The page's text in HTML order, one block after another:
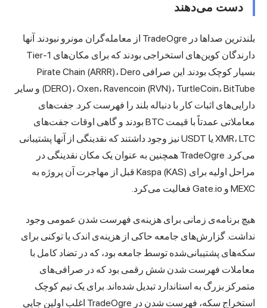
دست می‌دهند
بلندترین صداها در TradeOgre از معامله‌گران مونرو نبودند. آنها
دارندگان کوین‌های استخراجی بودند که برای مکان‌های Tier-1
بسیار کوچک بودند. این صرافی Pirate Chain (ARRR)، Dero
(DERO)، Oxen، Ravencoin (RVN)، TurtleCoin، BitTube و سایر
دارایی‌های اثبات کار با دنباله بلند را فهرست کرد. جفت‌های
معاملاتی عمدتاً با قیمت BTC بودند و گاهی اوقات جفت‌های
XMR، LTC یا USDT نیز وجود داشتند که نقدینگی از آنها پشتیبانی
می‌کرد. TradeOgre همچنین به عنوان یک مکان نقدینگی در
مراحل اولیه برای Kaspa (KAS) قبل از مهاجرت آن پروژه به
MEXC و Gate.io فعالیت می‌کرد.
هیچ برنامه‌ی زمانی برای هزینه‌ی فهرست شدن عمومی وجود
نداشت. گزارش‌های جامعه حاکی از هزینه‌ی اندک یا توکنی برای
سکه‌های پشتیبانی‌شده توسط جامعه بود، که در تضاد کامل با
معاملات فهرست شدن شش رقمی بود که در صرافی‌های
متمرکز بزرگ به استاندارد تبدیل شده‌اند. برای یک تیم کوچک
استخراج سکه، فهرست شدن در TradeOgre اغلب اولین جایی